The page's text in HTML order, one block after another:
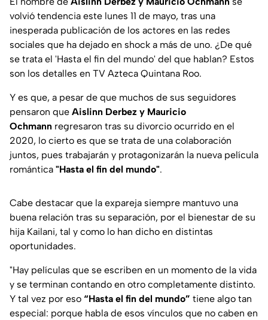
volvió tendencia este lunes 11 de mayo, tras una
inesperada publicación de los actores en las redes
sociales que ha dejado en shock a más de uno. ¿De qué
se trata el 'Hasta el fin del mundo' del que hablan? Estos
son los detalles en TV Azteca Quintana Roo.
Y es que, a pesar de que muchos de sus seguidores
pensaron que Aislinn Derbez y Mauricio
Ochmann regresaron tras su divorcio ocurrido en el
2020, lo cierto es que se trata de una colaboración
juntos, pues trabajarán y protagonizarán la nueva película
romántica "Hasta el fin del mundo".
Cabe destacar que la expareja siempre mantuvo una
buena relación tras su separación, por el bienestar de su
hija Kailani, tal y como lo han dicho en distintas
oportunidades.
"Hay películas que se escriben en un momento de la vida
y se terminan contando en otro completamente distinto.
Y tal vez por eso “Hasta el fin del mundo” tiene algo tan
especial: porque habla de esos vínculos que no caben en